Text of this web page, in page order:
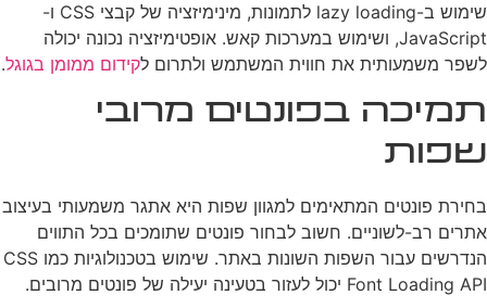
שימוש ב-lazy loading לתמונות, מינימיזציה של קבצי CSS ו-
JavaScript, ושימוש במערכות קאש. אופטימיזציה נכונה יכולה
לשפר משמעותית את חווית המשתמש ולתרום לקידום ממומן בגוגל.
תמיכה בפונטים מרובי
שפות
בחירת פונטים המתאימים למגוון שפות היא אתגר משמעותי בעיצוב
אתרים רב-לשוניים. חשוב לבחור פונטים שתומכים בכל התווים
הנדרשים עבור השפות השונות באתר. שימוש בטכנולוגיות כמו CSS
Font Loading API יכול לעזור בטעינה יעילה של פונטים מרובים.